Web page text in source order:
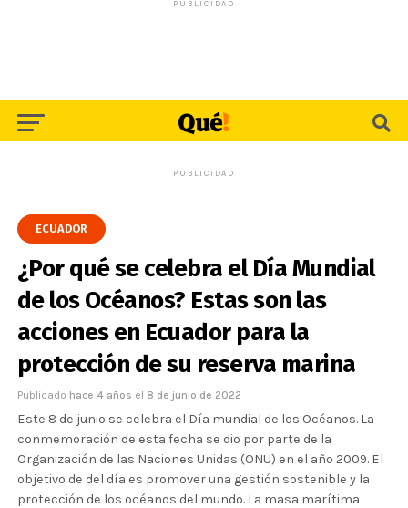
PUBLICIDAD
PUBLICIDAD
ECUADOR
¿Por qué se celebra el Día Mundial
de los Océanos? Estas son las
acciones en Ecuador para la
protección de su reserva marina
Publicado hace 4 años el 8 de junio de 2022
Este 8 de junio se celebra el Día mundial de los Océanos. La
conmemoración de esta fecha se dio por parte de la
Organización de las Naciones Unidas (ONU) en el año 2009. El
objetivo de del día es promover una gestión sostenible y la
protección de los océanos del mundo. La masa marítima